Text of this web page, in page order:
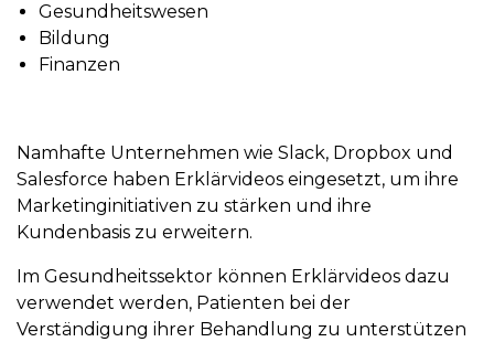
Gesundheitswesen
Bildung
Finanzen
Namhafte Unternehmen wie Slack, Dropbox und
Salesforce haben Erklärvideos eingesetzt, um ihre
Marketinginitiativen zu stärken und ihre
Kundenbasis zu erweitern.
Im Gesundheitssektor können Erklärvideos dazu
verwendet werden, Patienten bei der
Verständigung ihrer Behandlung zu unterstützen